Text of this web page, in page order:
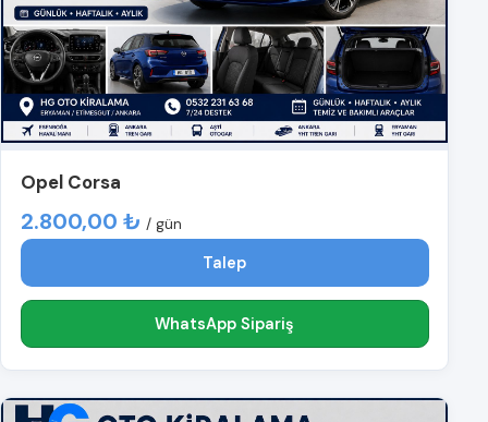
Opel Corsa
2.800,00 ₺ / gün
Talep
WhatsApp Sipariş